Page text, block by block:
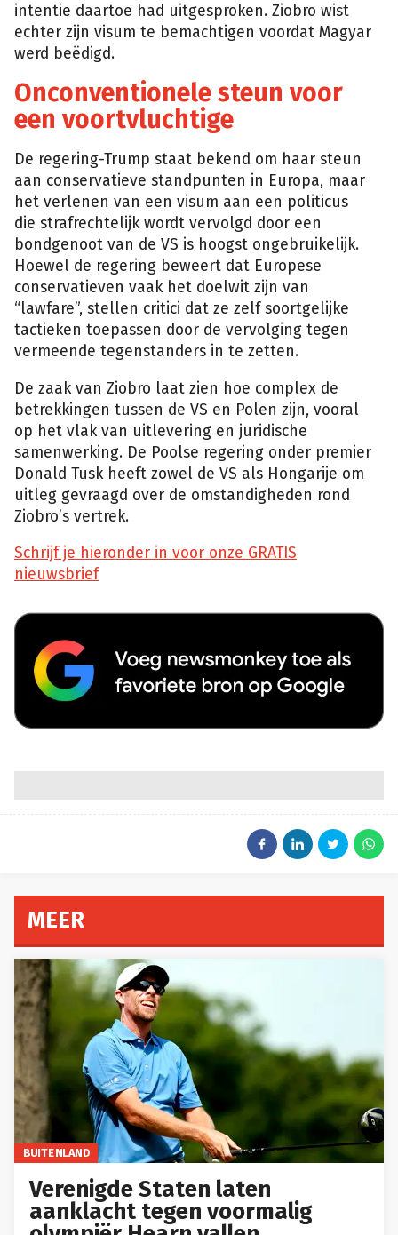
intentie daartoe had uitgesproken. Ziobro wist
echter zijn visum te bemachtigen voordat Magyar
werd beëdigd.
Onconventionele steun voor
een voortvluchtige
De regering-Trump staat bekend om haar steun
aan conservatieve standpunten in Europa, maar
het verlenen van een visum aan een politicus
die strafrechtelijk wordt vervolgd door een
bondgenoot van de VS is hoogst ongebruikelijk.
Hoewel de regering beweert dat Europese
conservatieven vaak het doelwit zijn van
“lawfare”, stellen critici dat ze zelf soortgelijke
tactieken toepassen door de vervolging tegen
vermeende tegenstanders in te zetten.
De zaak van Ziobro laat zien hoe complex de
betrekkingen tussen de VS en Polen zijn, vooral
op het vlak van uitlevering en juridische
samenwerking. De Poolse regering onder premier
Donald Tusk heeft zowel de VS als Hongarije om
uitleg gevraagd over de omstandigheden rond
Ziobro’s vertrek.
Schrijf je hieronder in voor onze GRATIS
nieuwsbrief
MEER
BUITENLAND
Verenigde Staten laten
aanklacht tegen voormalig